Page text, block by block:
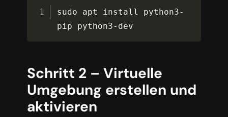
sudo apt install python3-
pip python3- dev
Schritt 2 – Virtuelle
Umgebung erstellen und
aktivieren